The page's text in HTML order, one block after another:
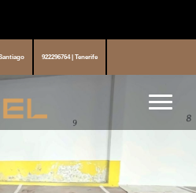
922296764 | Tenerife